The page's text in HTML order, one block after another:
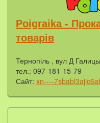
Poigraika -
товарів
Тернопіль , вул Д
тел.: 097-181-15-79
Сайт: xn----